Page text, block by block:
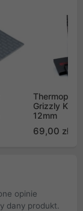
Thermopad
Grizzly
12mm
69,00 zł
opinie
dany produkt.